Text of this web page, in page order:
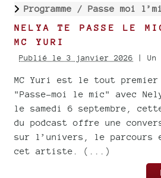
Programme / Passe moi
NELYA TE PASSE LE
MC YURI
Publié le 3 janvier 2026 | Un
MC Yuri est le tout
"Passe-moi le mic" avec
le samedi 6 septembre,
du podcast offre une
sur l’univers, le parcours
cet artiste. (...)